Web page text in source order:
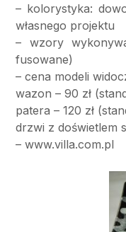
– kolorystyka:
własnego projektu
– wzory
fusowane)
– cena modeli
wazon – 90 zł
patera – 120 zł
drzwi z doświetlem
– www.villa.com.pl